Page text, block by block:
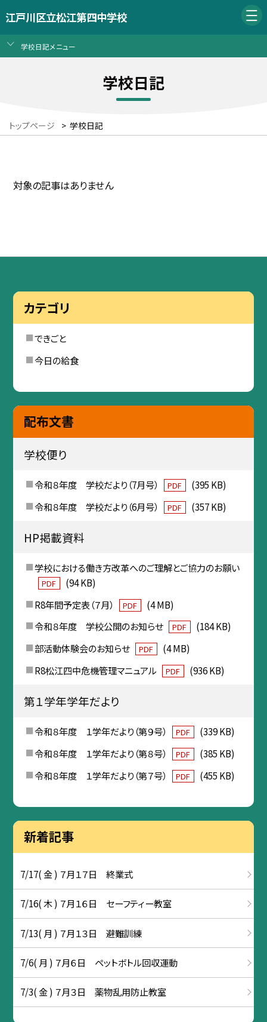
江戸川区立松江第四中学校
学校日記メニュー
学校日記
トップページ > 学校日記
対象の記事はありません
カテゴリ
できごと
今日の給食
配布文書
学校便り
令和８年度 学校だより（7月号） PDF
(395 KB)
令和８年度 学校だより（6月号）
PDF (357 KB)
HP掲載資料
学校における働き方改革へのご理解とご協力のお願い
PDF
(94 KB)
R8年間予定表（７月）
PDF
(4 MB)
令和８年度 学校公開のお知らせ
PDF
(184 KB)
部活動体験会のお知らせ
PDF
(4 MB)
R8松江四中危機管理マニュアル
PDF (936 KB)
第１学年学年だより
令和８年度 １学年だより（第９号） PDF
(339 KB)
令和８年度 １学年だより（第８号）
PDF
(385 KB)
令和８年度 １学年だより（第７号）
PDF (455 KB)
新着記事
7/17( 金 ) ７月１７日 終業式
7/16( 木 ) ７月１６日 セーフティー教室
7/13( 月 ) ７月１３日 避難訓練
7/6( 月 ) ７月６日 ペットボトル回収運動
7/3( 金 ) ７月３日 薬物乱用防止教室